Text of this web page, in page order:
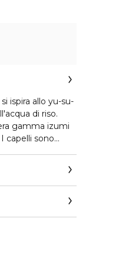
ispira allo yu-su-
di riso.
gamma izumi
capelli sono
punte fino al
con
capelli bagnati e
siero izumi